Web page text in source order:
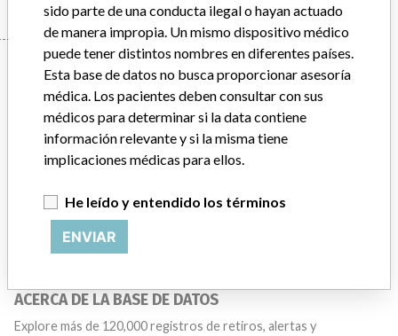
Manufacturer
BECKMAN COULTER CANADA L.P.
Empresa matriz del fabricante (2017)
Source
ACERCA DE LA BASE DE DATOS
Explore más de 120,000 registros de retiros, alertas y
sido parte de una conducta ilegal o hayan actuado
de manera impropia. Un mismo dispositivo médico
puede tener distintos nombres en diferentes países.
Esta base de datos no busca proporcionar asesoría
médica. Los pacientes deben consultar con sus
médicos para determinar si la data contiene
información relevante y si la misma tiene
implicaciones médicas para ellos.
He leído y entendido los términos
ENVIAR